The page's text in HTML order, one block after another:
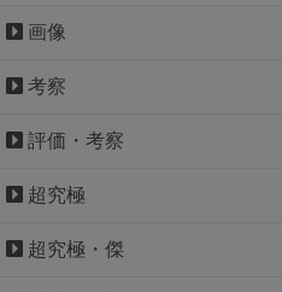
画像
考察
評価・考察
超究極
超究極・傑